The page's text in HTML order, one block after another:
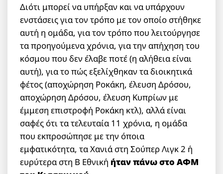
Διότι μπορεί να υπήρξαν και να υπάρχουν
ενστάσεις για τον τρόπο με τον οποίο στήθηκε
αυτή η ομάδα, για τον τρόπο που λειτούργησε
τα προηγούμενα χρόνια, για την απήχηση του
κόσμου που δεν έλαβε ποτέ (η αλήθεια είναι
αυτή), για το πώς εξελίχθηκαν τα διοικητικά
φέτος (αποχώρηση Ροκάκη, έλευση Δρόσου,
αποχώρηση Δρόσου, έλευση Κυπρίων με
έμμεση επιστροφή Ροκάκη κτλ), αλλά είναι
σαφές ότι τα τελευταία 11 χρόνια, η ομάδα
που εκπροσώπησε με την όποια
εμφατικότητα, τα Χανιά στη Σούπερ Λιγκ 2 ή
ευρύτερα στη Β Εθνική ήταν πάνω στο ΑΦΜ